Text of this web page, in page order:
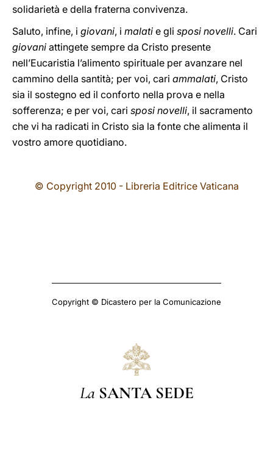
solidarietà e della fraterna convivenza.
Saluto, infine, i giovani, i malati e gli sposi novelli. Cari
giovani attingete sempre da Cristo presente
nell’Eucaristia l’alimento spirituale per avanzare nel
cammino della santità; per voi, cari ammalati, Cristo
sia il sostegno ed il conforto nella prova e nella
sofferenza; e per voi, cari sposi novelli, il sacramento
che vi ha radicati in Cristo sia la fonte che alimenta il
vostro amore quotidiano.
© Copyright 2010 - Libreria Editrice Vaticana
Copyright © Dicastero per la Comunicazione
La SANTA SEDE